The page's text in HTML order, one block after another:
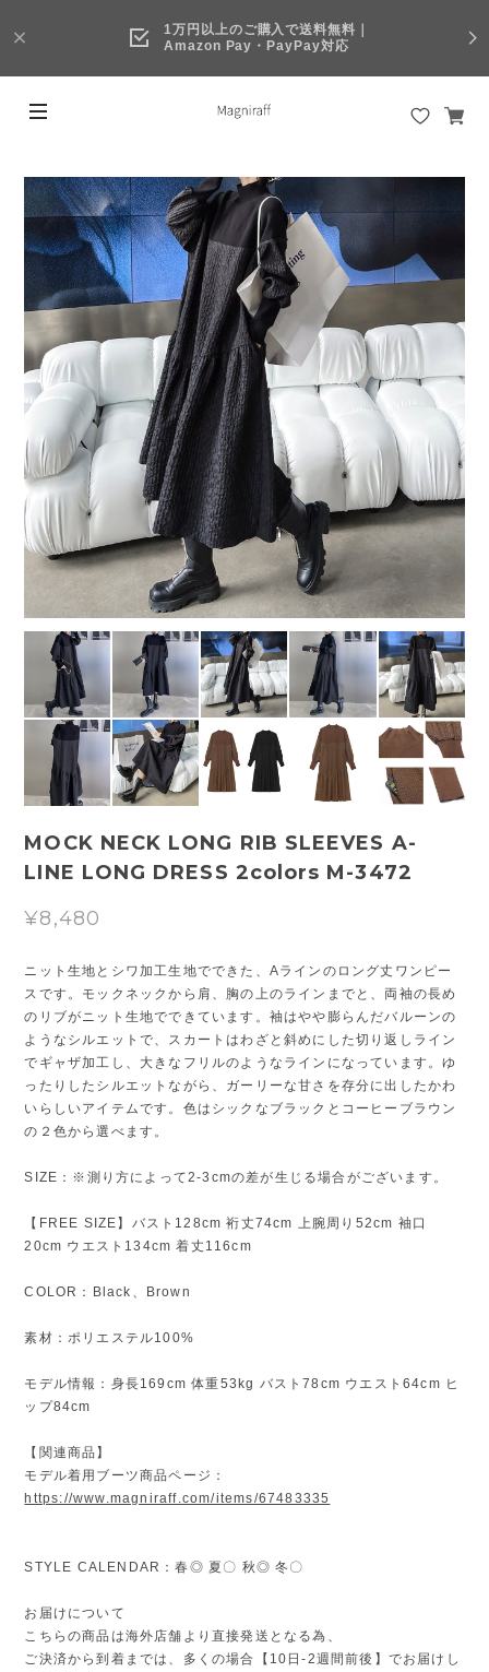
1万円以上のご購入で送料無料｜
Amazon Pay・PayPay対応
MOCK NECK LONG RIB SLEEVES A-
LINE LONG DRESS 2colors M-3472
¥8,480
ニット生地とシワ加工生地でできた、Aラインのロング丈ワンピー
スです。モックネックから肩、胸の上のラインまでと、両袖の長め
のリブがニット生地でできています。袖はやや膨らんだバルーンの
ようなシルエットで、スカートはわざと斜めにした切り返しライン
でギャザ加工し、大きなフリルのようなラインになっています。ゆ
ったりしたシルエットながら、ガーリーな甘さを存分に出したかわ
いらしいアイテムです。色はシックなブラックとコーヒーブラウン
の２色から選べます。
SIZE：※測り方によって2-3cmの差が生じる場合がございます。
【FREE SIZE】バスト128cm 裄丈74cm 上腕周り52cm 袖口
20cm ウエスト134cm 着丈116cm
COLOR：Black、Brown
素材：ポリエステル100%
モデル情報：身長169cm 体重53kg バスト78cm ウエスト64cm ヒ
ップ84cm
【関連商品】
モデル着用ブーツ商品ページ：
https://www.magniraff.com/items/67483335
STYLE CALENDAR：春◎ 夏〇 秋◎ 冬〇
お届けについて
こちらの商品は海外店舗より直接発送となる為、
ご決済から到着までは、多くの場合【10日-2週間前後】でお届けし